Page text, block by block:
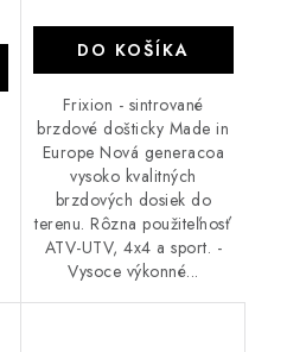
DO KOŠÍKA
Frixion - sintrované
brzdové došticky Made in
Europe Nová generacoa
vysoko kvalitných
brzdových dosiek do
terenu. Rôzna použiteľnosť
ATV-UTV, 4x4 a sport. -
Vysoce výkonné...